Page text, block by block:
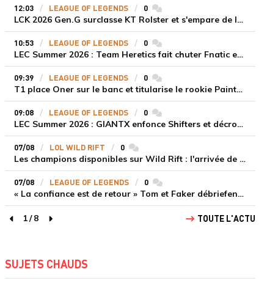
12:03 LEAGUE OF LEGENDS 0commentaires
LCK 2026 Gen.G surclasse KT Rolster et s'empare de la deuxième place du Legend Group
10:53 LEAGUE OF LEGENDS 0commentaires
LEC Summer 2026 : Team Heretics fait chuter Fnatic et lance enfin sa saison estivale
09:39 LEAGUE OF LEGENDS 0commentaires
T1 place Oner sur le banc et titularise le rookie Painter face à Hanwha Life Esports
09:08 LEAGUE OF LEGENDS 0commentaires
LEC Summer 2026 : GIANTX enfonce Shifters et décroche sa première victoire
07/08 LOL WILD RIFT 0commentaires
Les champions disponibles sur Wild Rift : l'arrivée de Cho'Gath
07/08 LEAGUE OF LEGENDS 0commentaires
« La confiance est de retour » Tom et Faker débriefent la victoire convaincante de T1 face à Dplus KIA
page précédente
1/8
page suivante
TOUTE L'ACTU
SUJETS CHAUDS